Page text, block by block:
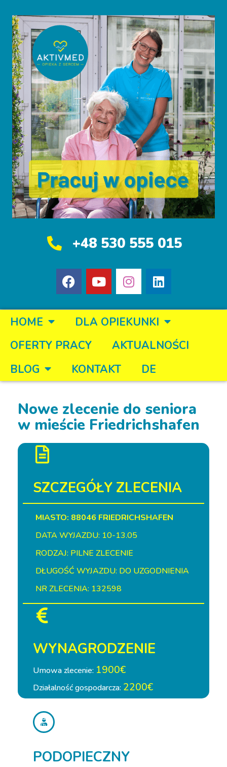
+48 530 555 015
HOME
DLA OPIEKUNKI
OFERTY PRACY
AKTUALNOŚCI
BLOG
KONTAKT DE
Nowe zlecenie do seniora
w mieście Friedrichshafen
SZCZEGÓŁY ZLECENIA
MIASTO: 88046 FRIEDRICHSHAFEN
DATA WYJAZDU: 10-13.05
RODZAJ: PILNE ZLECENIE
DŁUGOŚĆ WYJAZDU: DO UZGODNIENIA
NR ZLECENIA: 132598
WYNAGRODZENIE
Umowa zlecenie: 1900€
Działalność gospodarcza: 2200€
PODOPIECZNY